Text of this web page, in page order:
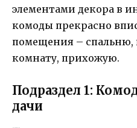
элементами декора в
комоды прекрасно
помещения – спальню,
комнату, прихожую.
Подраздел 1:
дачи